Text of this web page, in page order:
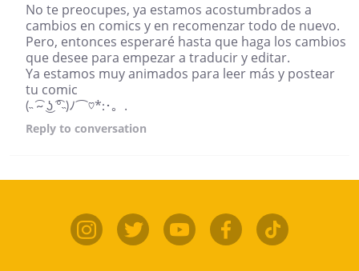
No te preocupes, ya estamos acostumbrados a
cambios en comics y en recomenzar todo de nuevo.
Pero, entonces esperaré hasta que haga los cambios
que desee para empezar a traducir y editar.
Ya estamos muy animados para leer más y postear
tu comic
(˵ ͡~ ͜ʖ ͡°˵)ﾉ⌒♡*:･。.
Reply to conversation